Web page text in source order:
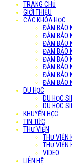
TRANG CHỦ
GIỚI THIỆU
CÁC KHÓA HỌC
ĐẢM BẢO
ĐẢM BẢO
ĐẢM BẢO
ĐẢM BẢO
ĐẢM BẢO
ĐẢM BẢO
ĐẢM BẢO
ĐẢM BẢO
DU HỌC
DU HỌC
DU HỌC
KHUYẾN HỌC
TIN TỨC
THƯ VIỆN
THƯ VIỆN
THƯ VIỆN
VIDEO
LIÊN HỆ